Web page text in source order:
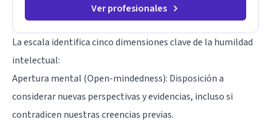
Ver profesionales
La escala identifica cinco dimensiones clave de la humildad
intelectual:
Apertura mental (Open-mindedness): Disposición a
considerar nuevas perspectivas y evidencias, incluso si
contradicen nuestras creencias previas.